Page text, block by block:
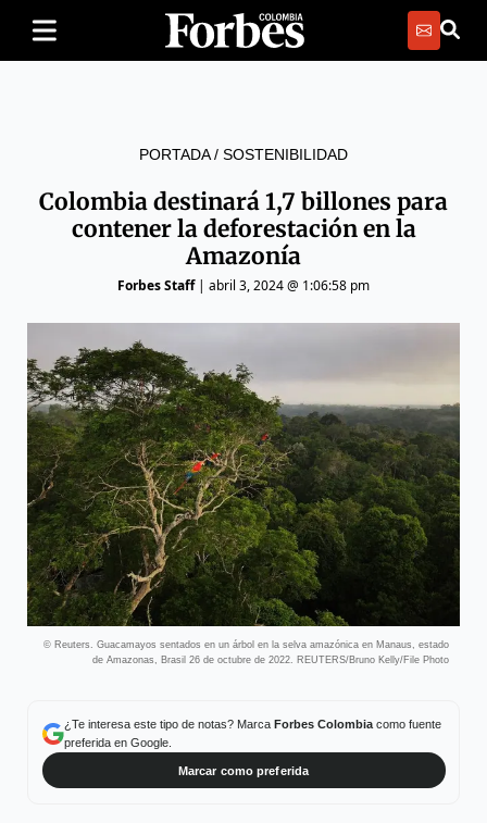
PORTADA/ SOSTENIBILIDAD
Colombia destinará 1,7 billones para
contener la deforestación en la
Amazonía
Forbes Staff| abril 3, 2024 @ 1:06:58 pm
© Reuters. Guacamayos sentados en un árbol en la selva amazónica en Manaus, estado
de Amazonas, Brasil 26 de octubre de 2022. REUTERS/Bruno Kelly/File Photo
¿Te interesa este tipo de notas? Marca Forbes Colombiacomo fuente
preferida en Google.
Marcar como preferida